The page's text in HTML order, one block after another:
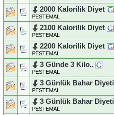
2000 Kalorilik Diyet
PESTEMAL
2100 Kalorilik Diyet
PESTEMAL
2200 Kalorilik Diyet
PESTEMAL
3 Günde 3 Kilo..
PESTEMAL
3 Günlük Bahar Diyeti
PESTEMAL
3 Günlük Bahar Diyeti
PESTEMAL